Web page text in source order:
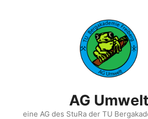
AG Umwelt
eine AG des StuRa der TU